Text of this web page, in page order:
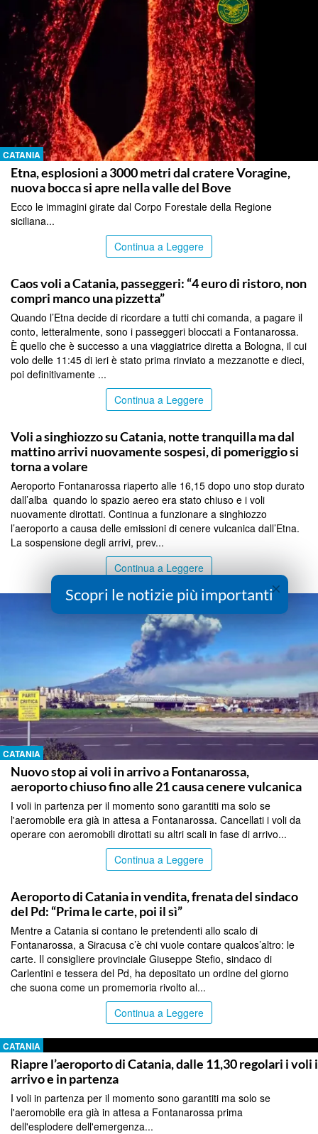
CATANIA
Etna, esplosioni a 3000 metri dal cratere Voragine,
nuova bocca si apre nella valle del Bove
Ecco le immagini girate dal Corpo Forestale della Regione
siciliana...
Continua a Leggere
Caos voli a Catania, passeggeri: “4 euro di ristoro, non
compri manco una pizzetta”
Quando l’Etna decide di ricordare a tutti chi comanda, a pagare il
conto, letteralmente, sono i passeggeri bloccati a Fontanarossa.
È quello che è successo a una viaggiatrice diretta a Bologna, il cui
volo delle 11:45 di ieri è stato prima rinviato a mezzanotte e dieci,
poi definitivamente ...
Continua a Leggere
Voli a singhiozzo su Catania, notte tranquilla ma dal
mattino arrivi nuovamente sospesi, di pomeriggio si
torna a volare
Aeroporto Fontanarossa riaperto alle 16,15 dopo uno stop durato
dall’alba quando lo spazio aereo era stato chiuso e i voli
nuovamente dirottati. Continua a funzionare a singhiozzo
l’aeroporto a causa delle emissioni di cenere vulcanica dall’Etna.
La sospensione degli arrivi, prev...
Continua a Leggere
CATANIA
Nuovo stop ai voli in arrivo a Fontanarossa,
aeroporto chiuso fino alle 21 causa cenere vulcanica
I voli in partenza per il momento sono garantiti ma solo se
l'aeromobile era già in attesa a Fontanarossa. Cancellati i voli da
operare con aeromobili dirottati su altri scali in fase di arrivo...
Continua a Leggere
Aeroporto di Catania in vendita, frenata del sindaco
del Pd: “Prima le carte, poi il sì”
Mentre a Catania si contano le pretendenti allo scalo di
Fontanarossa, a Siracusa c’è chi vuole contare qualcos’altro: le
carte. Il consigliere provinciale Giuseppe Stefio, sindaco di
Carlentini e tessera del Pd, ha depositato un ordine del giorno
che suona come un promemoria rivolto al...
Continua a Leggere
CATANIA
Riapre l’aeroporto di Catania, dalle 11,30 regolari i voli
arrivo e in partenza
I voli in partenza per il momento sono garantiti ma solo se
l'aeromobile era già in attesa a Fontanarossa prima
dell'esplodere dell'emergenza...
×
Scopri le notizie più importanti